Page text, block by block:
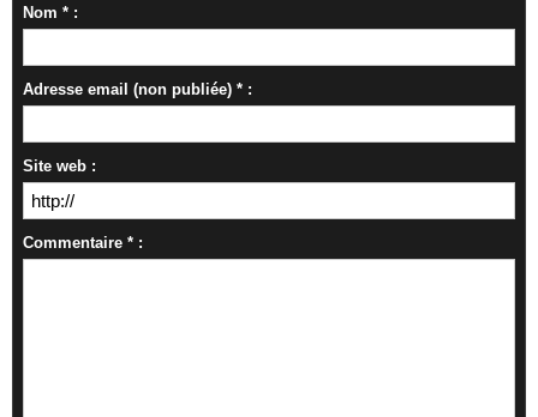
Nom * :
Adresse email (non publiée) * :
Site web :
Commentaire * :